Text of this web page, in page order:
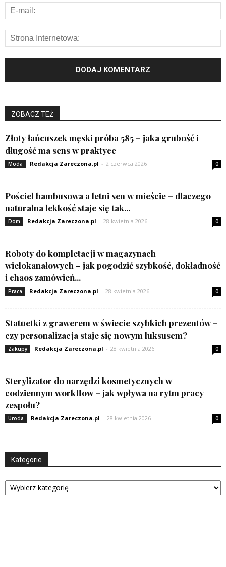
ZOBACZ TEŻ
Złoty łańcuszek męski próba 585 – jaka grubość i
długość ma sens w praktyce
Moda Redakcja Zareczona.pl - 2 czerwca 2026 0
Pościel bambusowa a letni sen w mieście – dlaczego
naturalna lekkość staje się tak...
Dom Redakcja Zareczona.pl - 28 kwietnia 2026 0
Roboty do kompletacji w magazynach
wielokanałowych – jak pogodzić szybkość, dokładność
i chaos zamówień...
Praca Redakcja Zareczona.pl - 28 kwietnia 2026 0
Statuetki z grawerem w świecie szybkich prezentów –
czy personalizacja staje się nowym luksusem?
Zakupy Redakcja Zareczona.pl - 28 kwietnia 2026 0
Sterylizator do narzędzi kosmetycznych w
codziennym workflow – jak wpływa na rytm pracy
zespołu?
Uroda Redakcja Zareczona.pl - 28 kwietnia 2026 0
Kategorie
Kategorie